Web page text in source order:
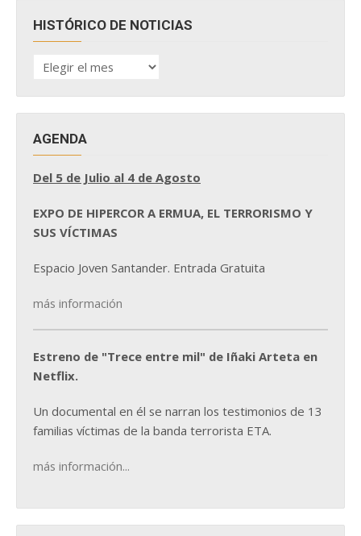
HISTÓRICO DE NOTICIAS
HISTÓRICO
DE
AGENDA
Del 5 de Julio al 4 de Agosto
EXPO DE HIPERCOR A ERMUA, EL TERRORISMO Y
SUS VÍCTIMAS
Espacio Joven Santander. Entrada Gratuita
más información
Estreno de "Trece entre mil" de Iñaki Arteta en
Netflix.
Un documental en él se narran los testimonios de 13
familias víctimas de la banda terrorista ETA.
más información...